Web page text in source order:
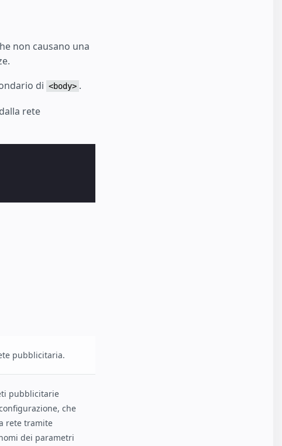
non causano una
di <body> .
rete
pubblicitaria.
pubblicitarie
che
rete tramite
dei parametri